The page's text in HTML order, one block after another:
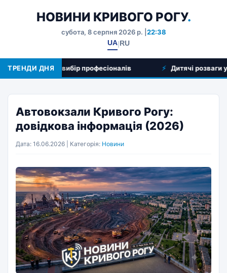
НОВИНИ КРИВОГО РОГУ.
субота, 8 серпня 2026 р. | 22:38
UA|RU
ТРЕНДИ ДНЯ
послуг та вибір професіоналів Дитячі розваги у
Автовокзали Кривого Рогу:
довідкова інформація (2026)
Дата: 16.06.2026 | Категорія: Новини